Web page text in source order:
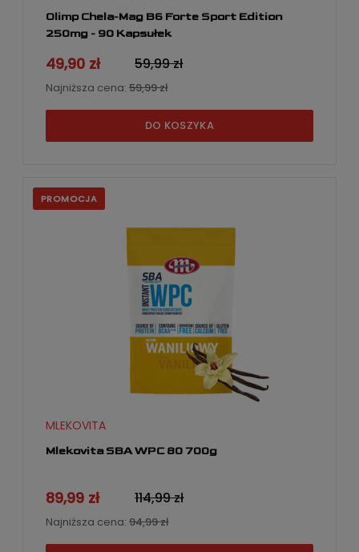
Olimp Chela-Mag B6 Forte Sport Edition
250mg - 90 Kapsułek
49,90 zł 59,99 zł
Najniższa cena: 59,99 zł
DO KOSZYKA
Mlekovita SBA WPC 80 700g
MLEKOVITA
89,99 zł 114,99 zł
Najniższa cena: 94,99 zł
PROMOCJA